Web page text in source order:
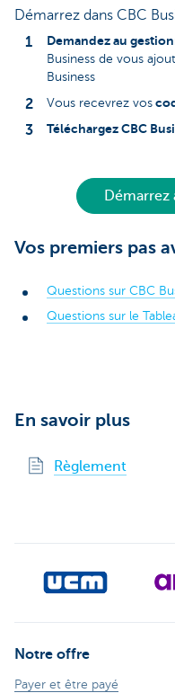
Démarrez dans CBC
Demandez au
Business de vous
Business
Vous recevrez vos
Téléchargez CBC
Démarrez
Vos premiers pas
Questions sur CBC
Questions sur le
En savoir plus
Règlement
Notre offre
Payer et être payé